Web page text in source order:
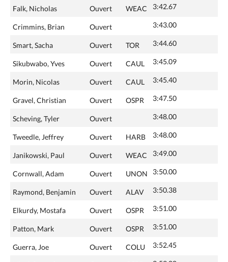
Falk, Nicholas Ouvert WEAC 3:42.67
Crimmins, Brian Ouvert 3:43.00
Smart, Sacha Ouvert TOR 3:44.60
Sikubwabo, Yves Ouvert CAUL 3:45.09
Morin, Nicolas Ouvert CAUL 3:45.40
Gravel, Christian Ouvert OSPR 3:47.50
Scheving, Tyler Ouvert 3:48.00
Tweedle, Jeffrey Ouvert HARB 3:48.00
Janikowski, Paul Ouvert WEAC 3:49.00
Cornwall, Adam Ouvert UNON 3:50.00
Raymond, Benjamin Ouvert ALAV 3:50.38
Elkurdy, Mostafa Ouvert OSPR 3:51.00
Patton, Mark Ouvert OSPR 3:51.00
Guerra, Joe Ouvert COLU 3:52.45